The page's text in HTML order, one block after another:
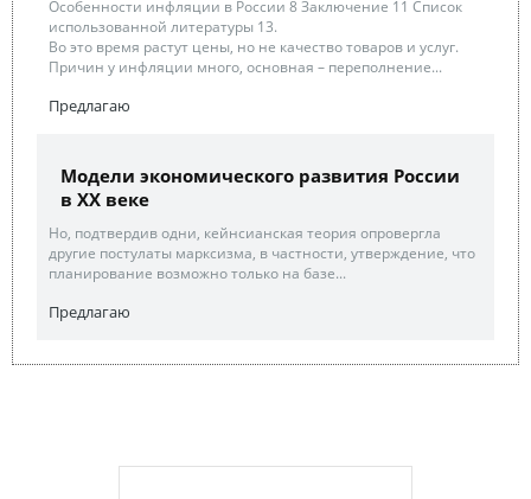
Особенности инфляции в России 8 Заключение 11 Список
использованной литературы 13.
Во это время растут цены, но не качество товаров и услуг.
Причин у инфляции много, основная – переполнение...
Предлагаю
Модели экономического развития России
в XX веке
Но, подтвердив одни, кейнсианская теория опровергла
другие постулаты марксизма, в частности, утверждение, что
планирование возможно только на базе...
Предлагаю